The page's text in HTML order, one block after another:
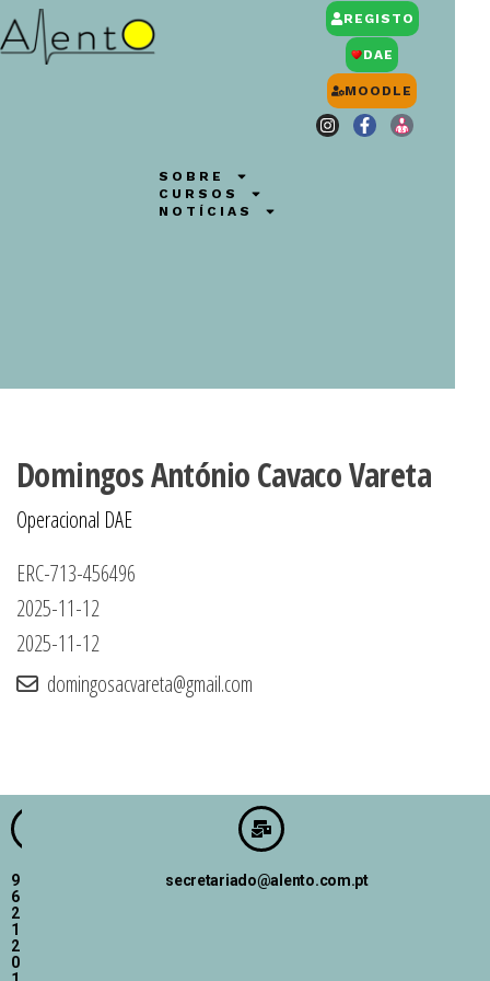
SOBRE
CURSOS
NOTÍCIAS
REGISTO
DAE
MOODLE
Domingos António Cavaco Vareta
Operacional DAE
ERC-713-456496
2025-11-12
2025-11-12
domingosacvareta@gmail.com
9
6
2
1
2
0
secretariado@alento.com.pt